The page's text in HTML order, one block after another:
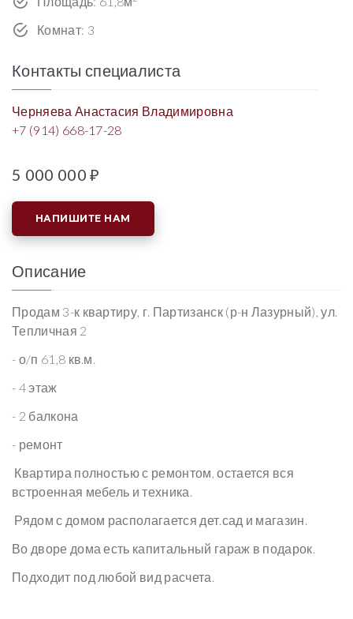
Комнат: 3
Контакты специалиста
Черняева Анастасия Владимировна
+7 (914) 668-17-28
5 000 000 ₽
НАПИШИТЕ НАМ
Описание
Продам 3-к квартиру, г. Партизанск (р-н Лазурный), ул.
Тепличная 2
- о/п 61,8 кв.м.
- 4 этаж
- 2 балкона
- ремонт
Квартира полностью с ремонтом, остается вся
встроенная мебель и техника.
Рядом с домом располагается дет.сад и магазин.
Во дворе дома есть капитальный гараж в подарок.
Подходит под любой вид расчета.